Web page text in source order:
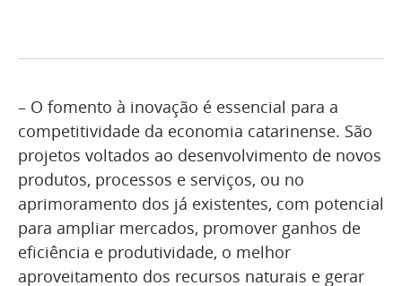
– O fomento à inovação é essencial para a
competitividade da economia catarinense. São
projetos voltados ao desenvolvimento de novos
produtos, processos e serviços, ou no
aprimoramento dos já existentes, com potencial
para ampliar mercados, promover ganhos de
eficiência e produtividade, o melhor
aproveitamento dos recursos naturais e gerar